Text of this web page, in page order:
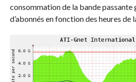
consommation de la bande passante
d’abonnés en fonction des heures de